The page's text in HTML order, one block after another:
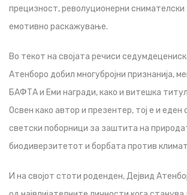
прецизност, револуционерни снимателски
емотивно раскажување.
Во текот на својата речиси
Атенборо добил многубројни признанија,
БАФТА и Еми награди, како и витешка
Освен како автор и презентер, тој е и еден
светски поборници за заштита на
биодиверзитетот и борбата против
И на својот стоти роденден, Дејвид